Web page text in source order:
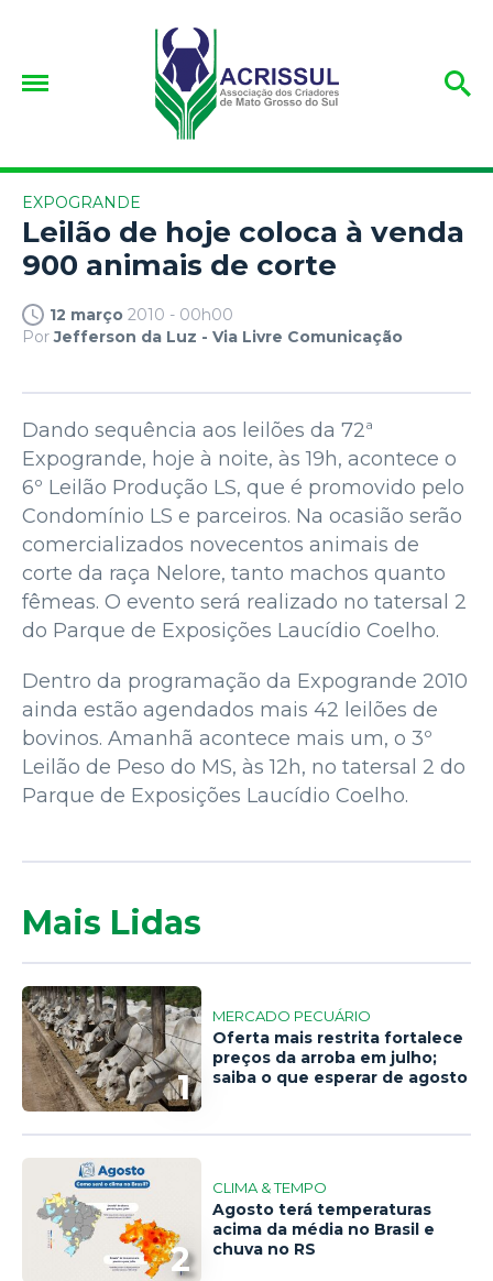
EXPOGRANDE
Leilão de hoje coloca à venda
900 animais de corte
12 março 2010 - 00h00
PorJefferson da Luz - Via Livre Comunicação
Dando sequência aos leilões da 72ª
Expogrande, hoje à noite, às 19h, acontece o
6º Leilão Produção LS, que é promovido pelo
Condomínio LS e parceiros. Na ocasião serão
comercializados novecentos animais de
corte da raça Nelore, tanto machos quanto
fêmeas. O evento será realizado no tatersal 2
do Parque de Exposições Laucídio Coelho.
Dentro da programação da Expogrande 2010
ainda estão agendados mais 42 leilões de
bovinos. Amanhã acontece mais um, o 3º
Leilão de Peso do MS, às 12h, no tatersal 2 do
Parque de Exposições Laucídio Coelho.
Mais Lidas
1
MERCADO PECUÁRIO
Oferta mais restrita fortalece
preços da arroba em julho;
saiba o que esperar de agosto
2
CLIMA & TEMPO
Agosto terá temperaturas
acima da média no Brasil e
chuva no RS